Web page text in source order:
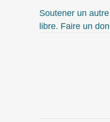
Soutener un
libre. Faire un